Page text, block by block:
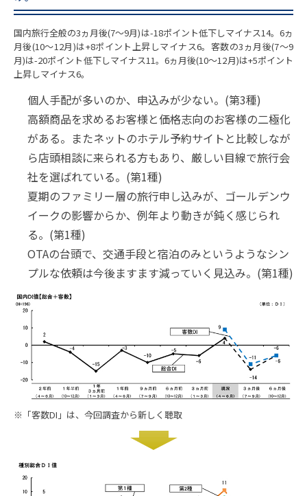
国内旅行全般の3ヵ月後(7～9月)は-18ポイント低下しマイナス14。6ヵ
月後(10～12月)は+8ポイント上昇しマイナス6。客数の3ヵ月後(7～9
月)は-20ポイント低下しマイナス11。6ヵ月後(10～12月)は+5ポイント
上昇しマイナス6。
個人手配が多いのか、申込みが少ない。(第3種)
高額商品を求めるお客様と価格志向のお客様の二極化
がある。またネットのホテル予約サイトと比較しなが
ら店頭相談に来られる方もあり、厳しい目線で旅行会
社を選ばれている。(第1種)
夏期のファミリー層の旅行申し込みが、ゴールデンウ
イークの影響からか、例年より動きが鈍く感じられ
る。(第1種)
OTAの台頭で、交通手段と宿泊のみというようなシン
プルな依頼は今後ますます減っていく見込み。(第1種)
※「客数DI」は、今回調査から新しく聴取